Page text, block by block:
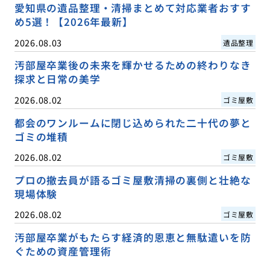
愛知県の遺品整理・清掃まとめて対応業者おすす
め5選！【2026年最新】
2026.08.03 遺品整理
汚部屋卒業後の未来を輝かせるための終わりなき
探求と日常の美学
2026.08.02 ゴミ屋敷
都会のワンルームに閉じ込められた二十代の夢と
ゴミの堆積
2026.08.02 ゴミ屋敷
プロの撤去員が語るゴミ屋敷清掃の裏側と壮絶な
現場体験
2026.08.02 ゴミ屋敷
汚部屋卒業がもたらす経済的恩恵と無駄遣いを防
ぐための資産管理術